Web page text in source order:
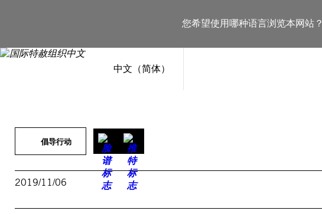
您希望使用哪种语言浏览本网站？
中文（简体）
倡导行动
2019/11/06